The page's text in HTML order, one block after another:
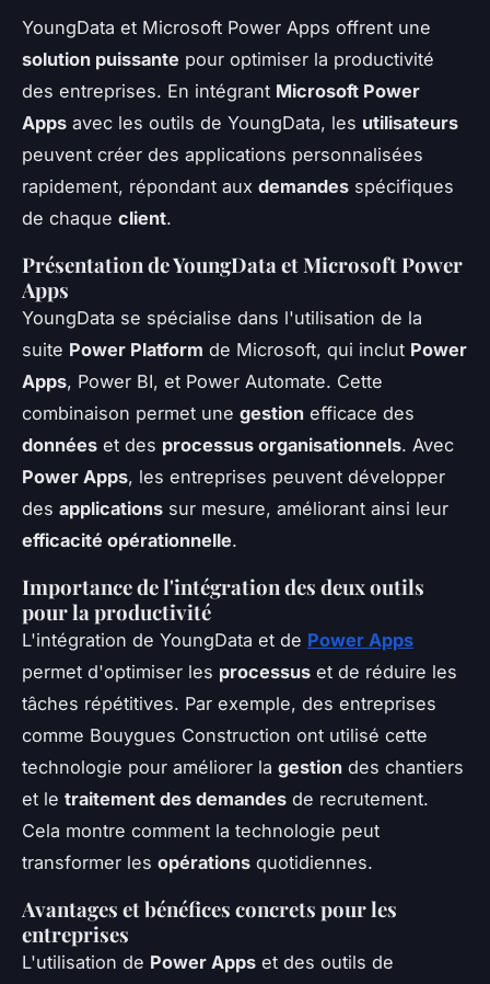
YoungData et Microsoft Power Apps offrent une
solution puissante pour optimiser la productivité
des entreprises. En intégrant Microsoft Power
Apps avec les outils de YoungData, les utilisateurs
peuvent créer des applications personnalisées
rapidement, répondant aux demandes spécifiques
de chaque client.
Présentation de YoungData et Microsoft Power
Apps
YoungData se spécialise dans l'utilisation de la
suite Power Platform de Microsoft, qui inclut Power
Apps, Power BI, et Power Automate. Cette
combinaison permet une gestion efficace des
données et des processus organisationnels. Avec
Power Apps, les entreprises peuvent développer
des applications sur mesure, améliorant ainsi leur
efficacité opérationnelle.
Importance de l'intégration des deux outils
pour la productivité
L'intégration de YoungData et de Power Apps
permet d'optimiser les processus et de réduire les
tâches répétitives. Par exemple, des entreprises
comme Bouygues Construction ont utilisé cette
technologie pour améliorer la gestion des chantiers
et le traitement des demandes de recrutement.
Cela montre comment la technologie peut
transformer les opérations quotidiennes.
Avantages et bénéfices concrets pour les
entreprises
L'utilisation de Power Apps et des outils de